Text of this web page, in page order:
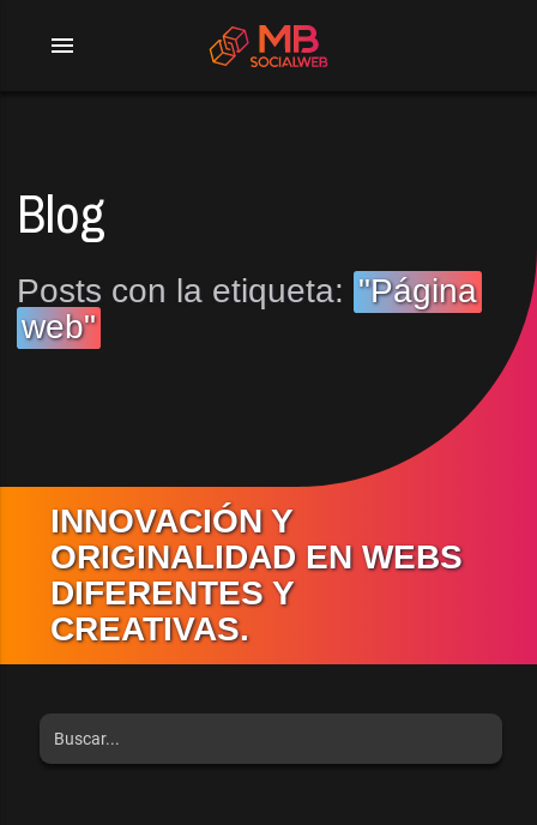
menu
Blog
Posts con la etiqueta: "Página
web"
INNOVACIÓN Y
ORIGINALIDAD EN WEBS
DIFERENTES Y
CREATIVAS.